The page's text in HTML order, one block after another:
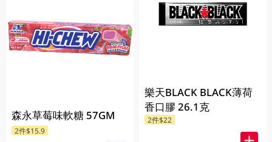
森永草莓味軟糖 57GM
2件$15.9
樂天BLACK BLACK薄荷
香口膠 26.1克
2件$22